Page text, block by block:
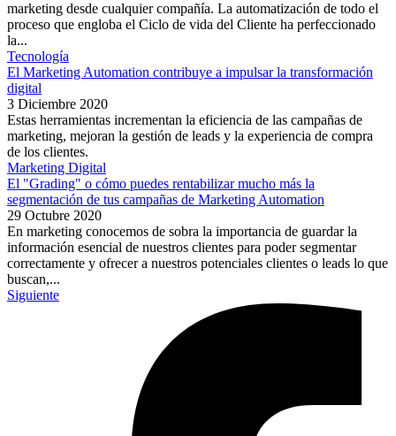
marketing desde cualquier compañía. La automatización de todo el
proceso que engloba el Ciclo de vida del Cliente ha perfeccionado
la...
Tecnología
El Marketing Automation contribuye a impulsar la transformación
digital
3 Diciembre 2020
Estas herramientas incrementan la eficiencia de las campañas de
marketing, mejoran la gestión de leads y la experiencia de compra
de los clientes.
Marketing Digital
El "Grading" o cómo puedes rentabilizar mucho más la
segmentación de tus campañas de Marketing Automation
29 Octubre 2020
En marketing conocemos de sobra la importancia de guardar la
información esencial de nuestros clientes para poder segmentar
correctamente y ofrecer a nuestros potenciales clientes o leads lo que
buscan,...
Siguiente